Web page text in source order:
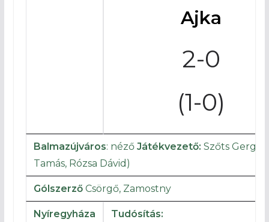
Ajka
2-0
(1-0)
Balmazújváros: néző Játékvezető: Szőts
Tamás, Rózsa Dávid)
GólszerzőCsörgő, Zamostny
Nyíregyháza Tudósítás: